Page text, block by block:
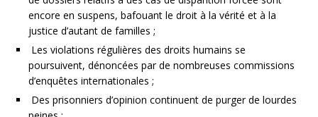
encore en suspens, bafouant le droit à la vérité et à la
justice d’autant de familles ;
Les violations régulières des droits humains se
poursuivent, dénoncées par de nombreuses commissions
d’enquêtes internationales ;
Des prisonniers d’opinion continuent de purger de lourdes